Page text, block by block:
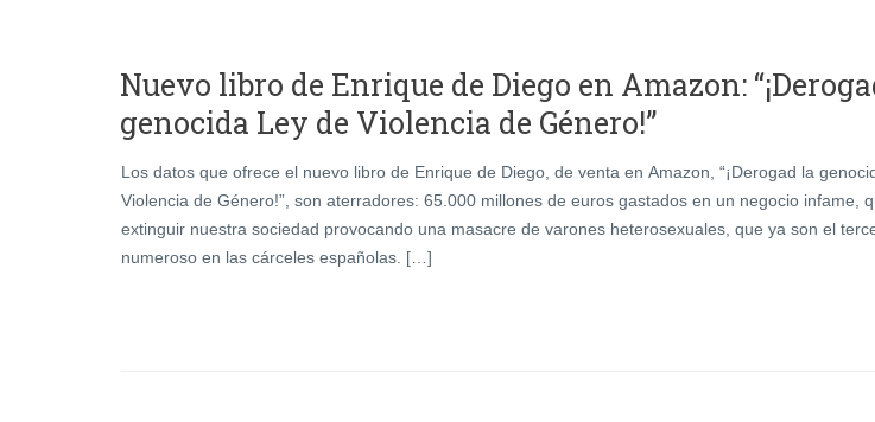
Nuevo libro de Enrique de Diego en Amazon:
genocida Ley de Violencia de Género!”
Los datos que ofrece el nuevo libro de Enrique de Diego, de venta en Amazon, “¡Derogad la
Violencia de Género!”, son aterradores: 65.000 millones de euros gastados en un negocio infame,
extinguir nuestra sociedad provocando una masacre de varones heterosexuales, que ya son el
numeroso en las cárceles españolas. […]